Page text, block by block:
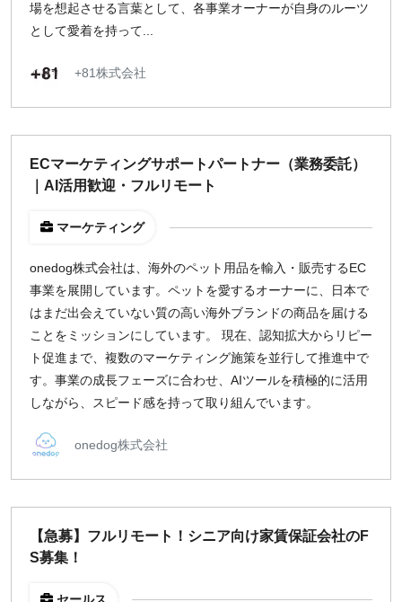
場を想起させる言葉として、各事業オーナーが自身のルーツ
として愛着を持って...
+81株式会社
ECマーケティングサポートパートナー（業務委託）
｜AI活用歓迎・フルリモート
マーケティング
onedog株式会社は、海外のペット用品を輸入・販売するEC
事業を展開しています。ペットを愛するオーナーに、日本で
はまだ出会えていない質の高い海外ブランドの商品を届ける
ことをミッションにしています。 現在、認知拡大からリピー
ト促進まで、複数のマーケティング施策を並行して推進中で
す。事業の成長フェーズに合わせ、AIツールを積極的に活用
しながら、スピード感を持って取り組んでいます。
onedog株式会社
【急募】フルリモート！シニア向け家賃保証会社のF
S募集！